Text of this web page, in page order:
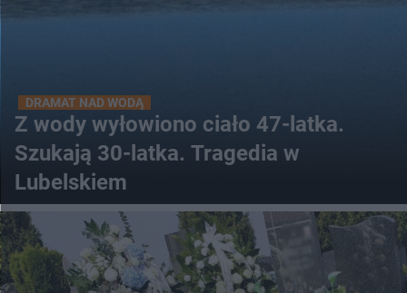
DRAMAT NAD WODĄ
Z wody wyłowiono ciało 47-latka.
Szukają 30-latka. Tragedia w
Lubelskiem